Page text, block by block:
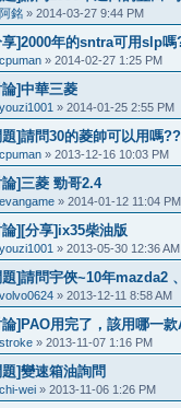
阿銘 » 2014-03-27 9:44 PM
享]2000年的sntra可用slp嗎
cpuman » 2014-02-27 1:25 PM
論]中華三菱
youzi1001 » 2014-01-25 2:55 PM
題]請問30的菱帥可以用嗎??
cpuman » 2013-12-16 10:03 PM
論]三菱 勁哥2.4
evangame » 2014-01-12 11:04 PM
論][分享]ix35柴油版
youzi1001 » 2013-05-30 12:36 AM
題]請問宇俠~10年mazda2
volvo0624 » 2013-12-11 8:58 AM
論]PAO用完了，該用哪一款
stroke » 2013-11-07 1:16 PM
題]變速箱油詢問
chi-wei » 2013-11-06 1:26 PM